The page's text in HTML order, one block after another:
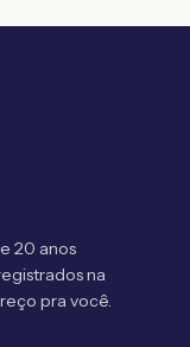
20 anos
na
pra você.